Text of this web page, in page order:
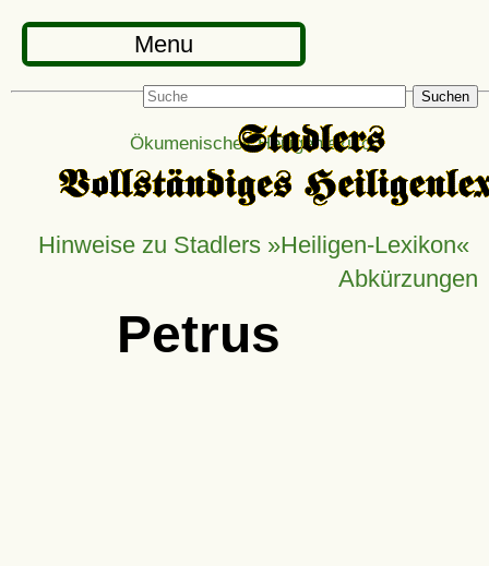
Menu
Suchen
Hinweise zu Stadlers »Heiligen-Lexikon«
Abkürzungen
Petrus
Ökumenisches Heiligenlexikon